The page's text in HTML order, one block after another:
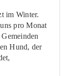
im Winter.
pro Monat
Hund, der